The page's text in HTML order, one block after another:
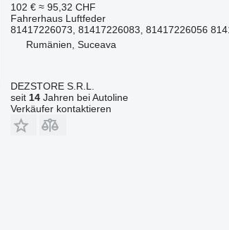
102 € ≈ 95,32 CHF
Fahrerhaus Luftfeder
81417226073, 81417226083, 81417226056
Rumänien, Suceava
DEZSTORE S.R.L.
seit 14Jahren bei Autoline
Verkäufer kontaktieren